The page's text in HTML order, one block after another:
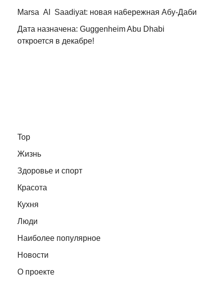
Marsa Al Saadiyat: новая на6ережная Абу-Даби
Дата назначена: Guggenheim Abu Dhabi
откроется в декабре!
Top
Жизнь
Здоровье и спорт
Красота
Кухня
Люди
Наиболее популярное
Новости
О проекте